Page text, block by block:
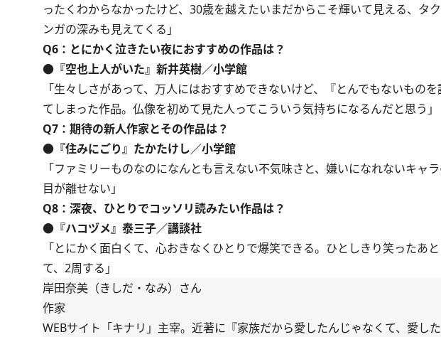
ったくわからなかったけど、30歳を越えたいまだからこそ輝いて見える、
ンガの深みも見えてくる」
Q6：とにかく泣きたい夜におすすめの作品は？
●『空也上人がいた』新井英樹／小学館
「生々しさがあって、万人にはおすすめできないけど、『とんでもないもの
てしまった作品。仏像を初めて見た人ってこういう気持ちになるんだと思う」
Q7：期待の新人作家とその作品は？
●『住みにごり』たかたけし／小学館
「ファミリーものなのになんとも言えない不気味さと、嫌いになれないキャ
目が離せない」
Q8：深夜、ひとりでコッソリ読みたい作品は？
●『ハコヅメ』泰三子／講談社
「とにかく面白くて、心おきなくひとりで爆笑できる。ひとしきり笑ったあ
て、2周する」
岸田奈美（きしだ・なみ）さん
作家
WEBサイト「キナリ」主宰。近著に『家族だから愛したんじゃなくて、愛し